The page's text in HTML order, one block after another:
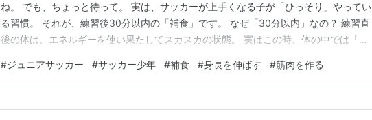
ね。 でも、ちょっと待って。 実は、サッカーが上手くなる子が「ひっそり」やってい
る習慣。 それが、練習後30分以内の「補食」です。 なぜ「30分以内」なの？ 練習直
後の体は、エネルギーを使い果たしてスカスカの状態。 実はこの時、体の中では「エ
ゆる「ゴールデンタイム」。 このタイミングを逃さずに栄養を入れることで、こんな
メリットがあります。 疲労回復がめちゃくちゃ…
#ジュニアサッカー #サッカー少年 #補食 #身長を伸ばす #筋肉を作る